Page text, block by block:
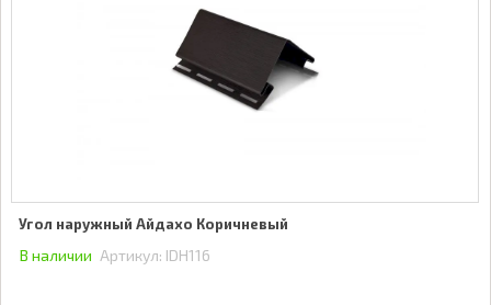
Угол наружный Айдахо Коричневый
В наличии Артикул: IDH116